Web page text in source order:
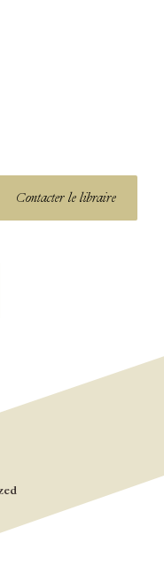
Contacter le libraire